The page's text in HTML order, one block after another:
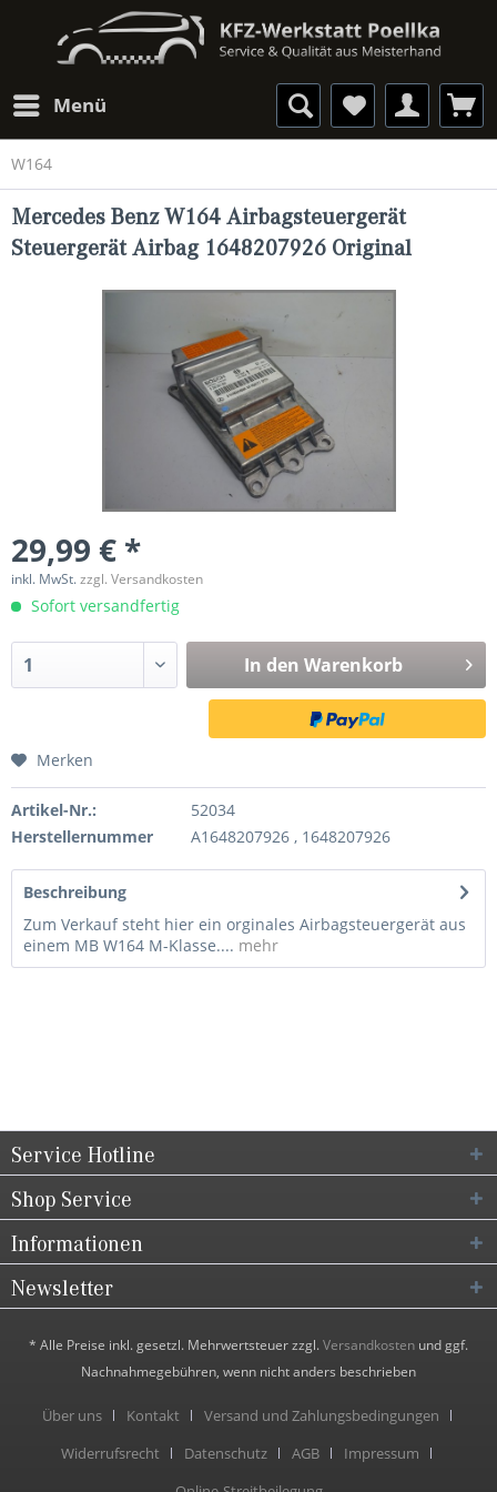
Menü
W164
Mercedes Benz W164 Airbagsteuergerät
Steuergerät Airbag 1648207926 Original
29,99 € *
inkl. MwSt.zzgl. Versandkosten
Sofort versandfertig
In den Warenkorb
Merken
Artikel-Nr.:
52034
Herstellernummer
A1648207926 , 1648207926
Beschreibung
Zum Verkauf steht hier ein orginales Airbagsteuergerät aus
einem MB W164 M-Klasse.... mehr
Service Hotline
Shop Service
Informationen
Newsletter
* Alle Preise inkl. gesetzl. Mehrwertsteuer zzgl.Versandkosten und ggf.
Nachnahmegebühren, wenn nicht anders beschrieben
Über uns Kontakt
Versand und Zahlungsbedingungen
Widerrufsrecht
Datenschutz AGB
Impressum